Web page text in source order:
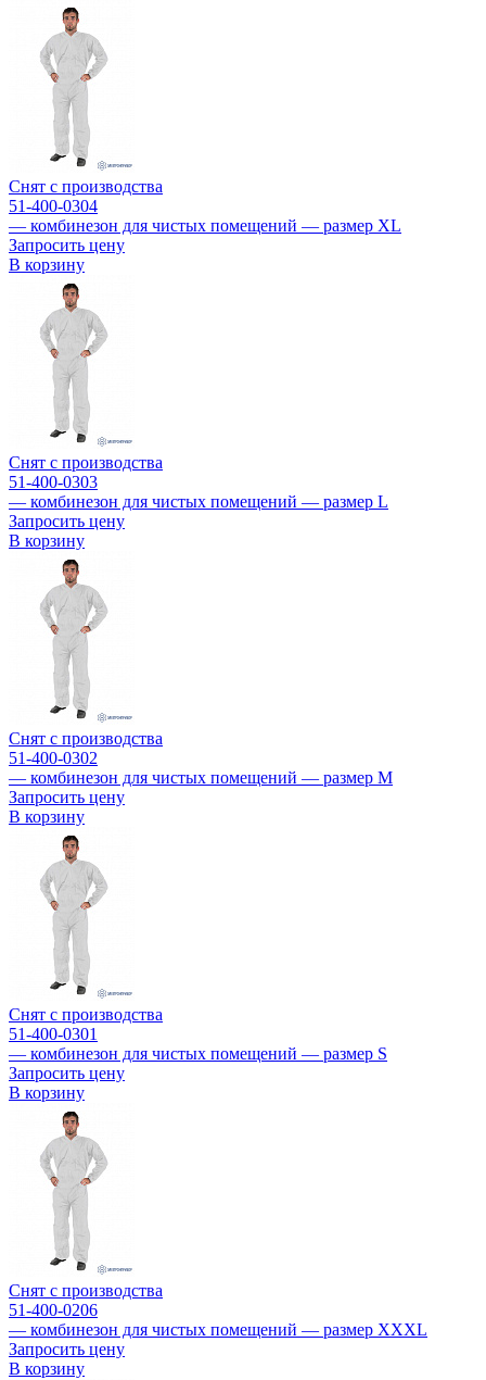
Снят с производства
51-400-0304
— комбинезон для чистых помещений — размер XL
Запросить цену
В корзину
Снят с производства
51-400-0303
— комбинезон для чистых помещений — размер L
Запросить цену
В корзину
Снят с производства
51-400-0302
— комбинезон для чистых помещений — размер M
Запросить цену
В корзину
Снят с производства
51-400-0301
— комбинезон для чистых помещений — размер S
Запросить цену
В корзину
Снят с производства
51-400-0206
— комбинезон для чистых помещений — размер XXXL
Запросить цену
В корзину